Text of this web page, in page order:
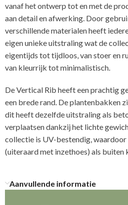
vanaf het ontwerp tot en met de
aan detail en afwerking. Door
verschillende materialen heeft
eigen unieke uitstraling wat de
eigentijds tot tijdloos, van stoer en
van kleurrijk tot minimalistisch.
De Vertical Rib heeft een prachtig
een brede rand. De plantenbakken
dit heeft dezelfde uitstraling als
verplaatsen dankzij het lichte
collectie is UV-bestendig, waardoor
(uiteraard met inzethoes) als buiten
Aanvullende informatie